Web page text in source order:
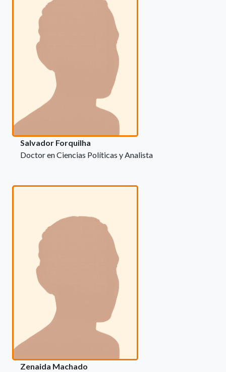
Salvador Forquilha
Doctor en Ciencias Políticas y Analista
Zenaida Machado